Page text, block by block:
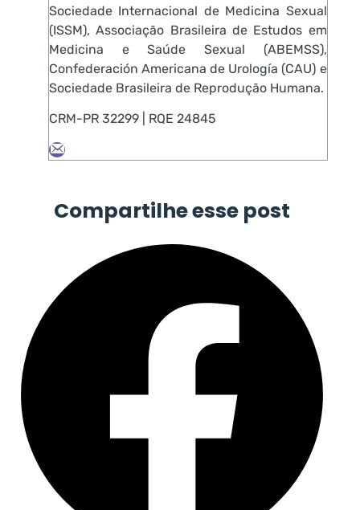
Sociedade Internacional de Medicina Sexual
(ISSM), Associação Brasileira de Estudos em
Medicina e Saúde Sexual (ABEMSS),
Confederación Americana de Urología (CAU) e
Sociedade Brasileira de Reprodução Humana.
CRM-PR 32299 | RQE 24845
Compartilhe esse post